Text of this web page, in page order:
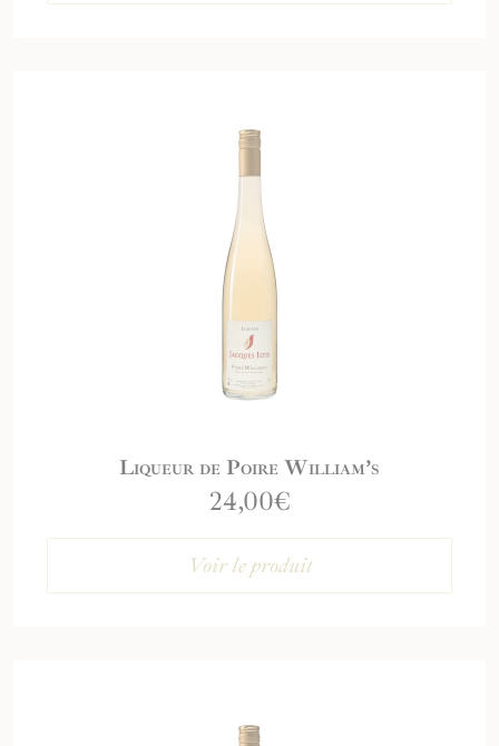
Liqueur de Poire William’s
24,00€
Voir le produit